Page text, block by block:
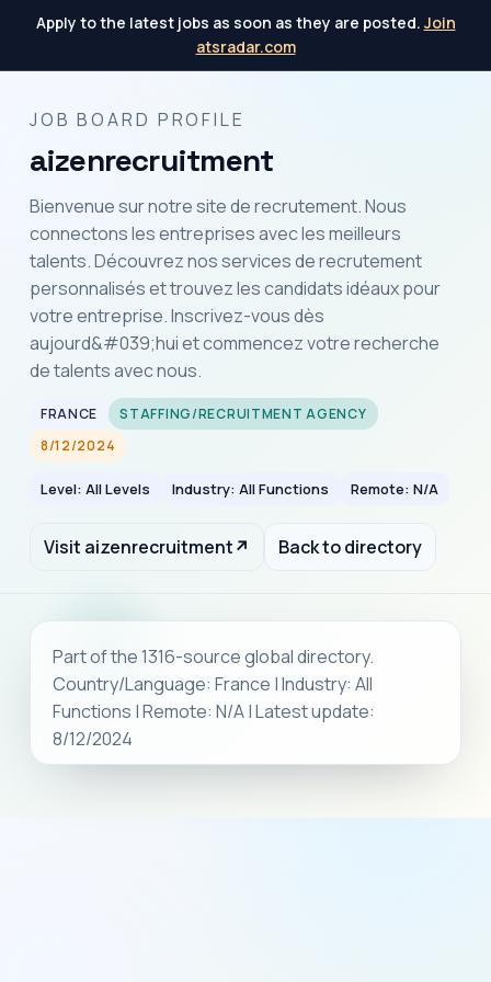
Apply to the latest jobs as soon as they are posted. Join
atsradar.com
JOB BOARD PROFILE
aizenrecruitment
Bienvenue sur notre site de recrutement. Nous
connectons les entreprises avec les meilleurs
talents. Découvrez nos services de recrutement
personnalisés et trouvez les candidats idéaux pour
votre entreprise. Inscrivez-vous dès
aujourd&#039;hui et commencez votre recherche
de talents avec nous.
FRANCE
STAFFING/RECRUITMENT AGENCY
8/12/2024
Level: All Levels Industry: All Functions Remote: N/A
Visit aizenrecruitment↗ Back to directory
Part of the 1316-source global directory.
Country/Language: France | Industry: All
Functions | Remote: N/A | Latest update:
8/12/2024